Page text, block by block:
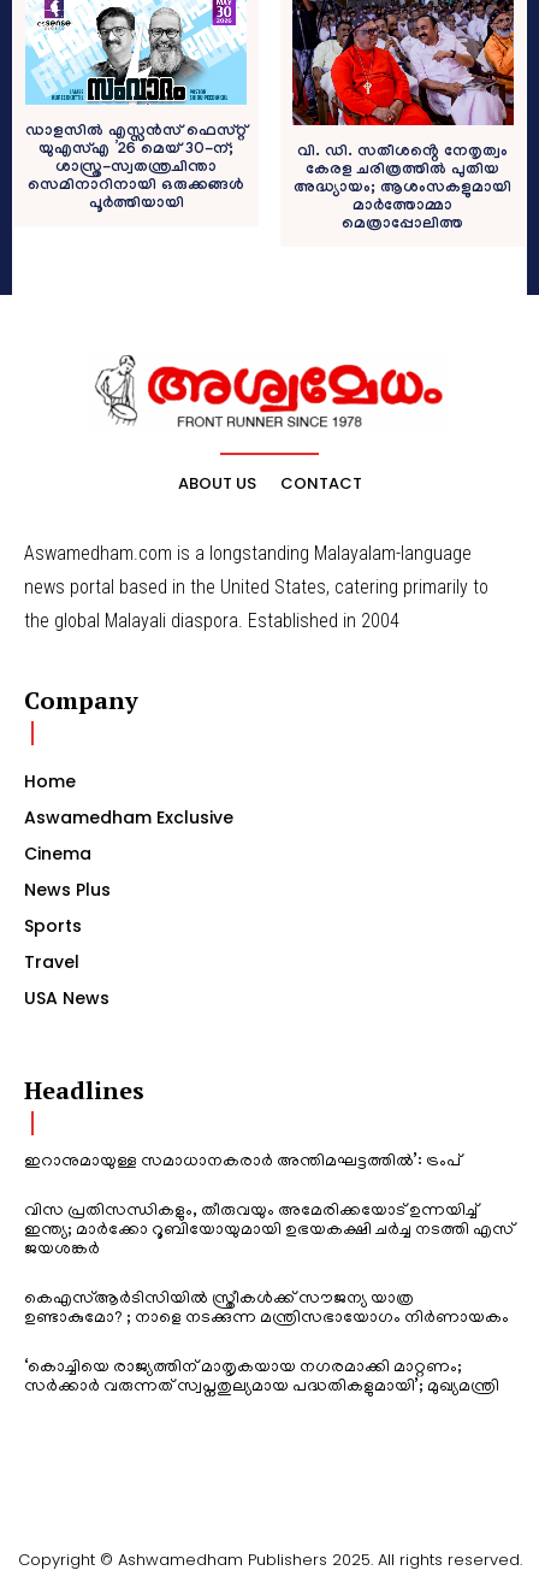
ഡാളസിൽ എസ്സൻസ് ഫെസ്റ്റ്
യുഎസ്എ ’26 മെയ് 30-ന്;
ശാസ്ത്ര-സ്വതന്ത്രചിന്താ
സെമിനാറിനായി ഒരുക്കങ്ങൾ
പൂർത്തിയായി
വി. ഡി. സതീശൻ്റെ നേതൃത്വം
കേരള ചരിത്രത്തിൽ പുതിയ
അദ്ധ്യായം; ആശംസകളുമായി
മാർത്തോമ്മാ
മെത്രാപ്പോലിത്ത
ABOUT US CONTACT
Aswamedham.com is a longstanding Malayalam-language
news portal based in the United States, catering primarily to
the global Malayali diaspora. Established in 2004
Company
Home
Aswamedham Exclusive
Cinema
News Plus
Sports
Travel
USA News
Headlines
ഇറാനുമായുള്ള സമാധാനകരാർ അന്തിമഘട്ടത്തിൽ‌’: ട്രംപ്
വിസ പ്രതിസന്ധികളും, തീരുവയും അമേരിക്കയോട് ഉന്നയിച്ച്
ഇന്ത്യ; മാർക്കോ റൂബിയോയുമായി ഉഭയകക്ഷി ചർച്ച നടത്തി എസ്
ജയശങ്കർ
കെഎസ്ആർടിസിയിൽ സ്ത്രീകൾക്ക് സൗജന്യ യാത്ര
ഉണ്ടാകുമോ? ; നാളെ നടക്കുന്ന മന്ത്രിസഭായോഗം നിർണായകം
‘കൊച്ചിയെ രാജ്യത്തിന് മാതൃകയായ നഗരമാക്കി മാറ്റണം;
സർക്കാർ വരുന്നത് സ്വപ്നതുല്യമായ പദ്ധതികളുമായി’; മുഖ്യമന്ത്രി
Copyright © Ashwamedham Publishers 2025. All rights reserved.